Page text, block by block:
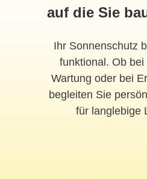
auf die Sie
Ihr Sonnenschutz
funktional. Ob
Wartung oder bei
begleiten Sie
für langlebige